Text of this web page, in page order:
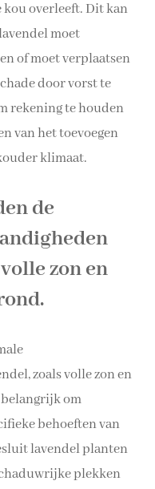
kou overleeft. Dit kan
moet
of moet verplaatsen
door vorst te
rekening te houden
van het toevoegen
klimaat.
de
zon en
zoals volle zon en
om
behoeften van
lavendel planten
plekken